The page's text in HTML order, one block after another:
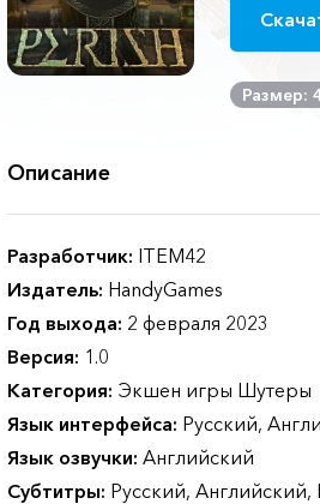
Размер:
Описание
Разработчик: ITEM42
Издатель: HandyGames
Год выхода: 2 февраля 2023
Версия: 1.0
Категория: Экшен игры Шутеры
Язык интерфейса: Русский,
Язык озвучки: Английский
Субтитры: Русский, Английский,